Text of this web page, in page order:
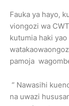
Fauka ya hayo,
viongozi wa
kutumia haki
pamoja
“ Nawasihi
na uwazi